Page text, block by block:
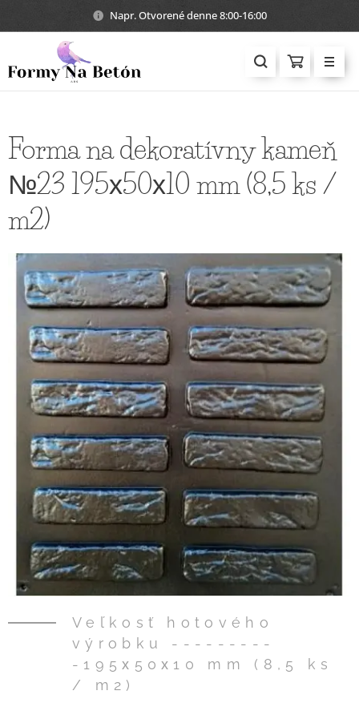
Napr. Otvorené denne 8:00-16:00
Forma na dekoratívny kameň
№23 195х50х10 mm (8,5 ks /
m2)
Veľkosť hotového
výrobku ---------
-195х50х10 mm (8,5 ks
/ m2)